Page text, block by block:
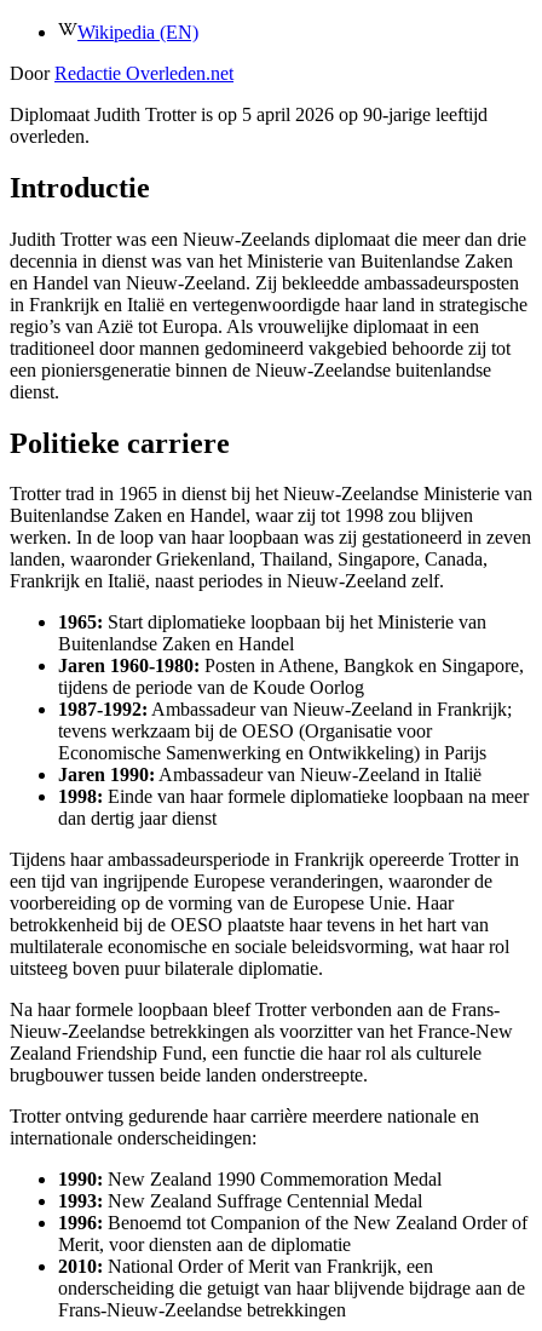
Wikipedia (EN)
Door Redactie Overleden.net
Diplomaat Judith Trotter is op 5 april 2026 op 90-jarige leeftijd
overleden.
Introductie
Judith Trotter was een Nieuw-Zeelands diplomaat die meer dan drie
decennia in dienst was van het Ministerie van Buitenlandse Zaken
en Handel van Nieuw-Zeeland. Zij bekleedde ambassadeursposten
in Frankrijk en Italië en vertegenwoordigde haar land in strategische
regio’s van Azië tot Europa. Als vrouwelijke diplomaat in een
traditioneel door mannen gedomineerd vakgebied behoorde zij tot
een pioniersgeneratie binnen de Nieuw-Zeelandse buitenlandse
dienst.
Politieke carriere
Trotter trad in 1965 in dienst bij het Nieuw-Zeelandse Ministerie van
Buitenlandse Zaken en Handel, waar zij tot 1998 zou blijven
werken. In de loop van haar loopbaan was zij gestationeerd in zeven
landen, waaronder Griekenland, Thailand, Singapore, Canada,
Frankrijk en Italië, naast periodes in Nieuw-Zeeland zelf.
1965: Start diplomatieke loopbaan bij het Ministerie van
Buitenlandse Zaken en Handel
Jaren 1960-1980: Posten in Athene, Bangkok en Singapore,
tijdens de periode van de Koude Oorlog
1987-1992: Ambassadeur van Nieuw-Zeeland in Frankrijk;
tevens werkzaam bij de OESO (Organisatie voor
Economische Samenwerking en Ontwikkeling) in Parijs
Jaren 1990: Ambassadeur van Nieuw-Zeeland in Italië
1998: Einde van haar formele diplomatieke loopbaan na meer
dan dertig jaar dienst
Tijdens haar ambassadeursperiode in Frankrijk opereerde Trotter in
een tijd van ingrijpende Europese veranderingen, waaronder de
voorbereiding op de vorming van de Europese Unie. Haar
betrokkenheid bij de OESO plaatste haar tevens in het hart van
multilaterale economische en sociale beleidsvorming, wat haar rol
uitsteeg boven puur bilaterale diplomatie.
Na haar formele loopbaan bleef Trotter verbonden aan de Frans-
Nieuw-Zeelandse betrekkingen als voorzitter van het France-New
Zealand Friendship Fund, een functie die haar rol als culturele
brugbouwer tussen beide landen onderstreepte.
Trotter ontving gedurende haar carrière meerdere nationale en
internationale onderscheidingen:
1990: New Zealand 1990 Commemoration Medal
1993: New Zealand Suffrage Centennial Medal
1996: Benoemd tot Companion of the New Zealand Order of
Merit, voor diensten aan de diplomatie
2010: National Order of Merit van Frankrijk, een
onderscheiding die getuigt van haar blijvende bijdrage aan de
Frans-Nieuw-Zeelandse betrekkingen